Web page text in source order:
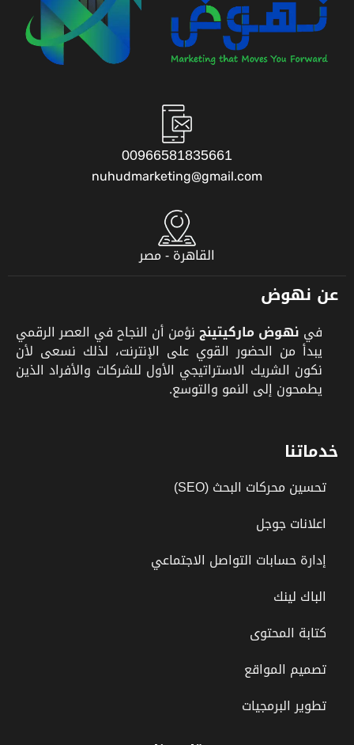
00966581835661
nuhudmarketing@gmail.com
القاهرة - مصر
عن نهوض
في نهوض ماركيتينجنؤمن أن النجاح في العصر الرقمي
يبدأ من الحضور القوي على الإنترنت، لذلك نسعى لأن
نكون الشريك الاستراتيجي الأول للشركات والأفراد الذين
يطمحون إلى النمو والتوسع.
خدماتنا
تحسين محركات البحث (SEO)
اعلانات جوجل
إدارة حسابات التواصل الاجتماعي
الباك لينك
كتابة المحتوى
تصميم المواقع
تطوير البرمجيات